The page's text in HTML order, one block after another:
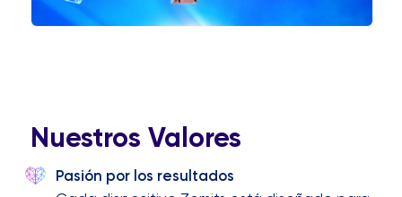
PLATAFORMA
EDUCATIVA ZEMITS